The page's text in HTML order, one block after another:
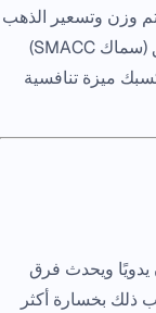
وزن وتسعير الذهب
في هذا المتجر عبر نظام محاسبة إلكتروني دقيق (سماك SMACC)
ميزة تنافسية
ويحدث فرق
تسبب ذلك بخسارة أكثر